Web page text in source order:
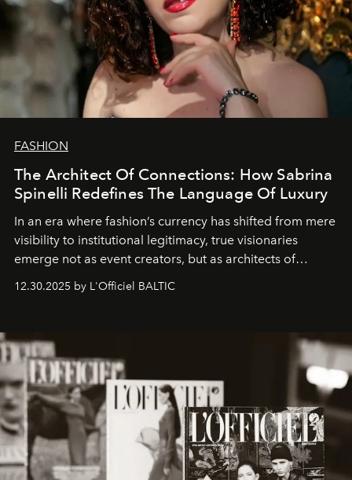
FASHION
The Architect Of Connections: How Sabrina
Spinelli Redefines The Language Of Luxury
In an era where fashion’s currency has shifted from mere
visibility to institutional legitimacy, true visionaries
emerge not as event creators, but as architects of
ecosystems.
Sabrina Spinelli
brand strategist with three decades of mastery in luxury,
framework where creativity, commerce, and culture
converge with surgical precision.
12.30.2025 by L'Officiel BALTIC